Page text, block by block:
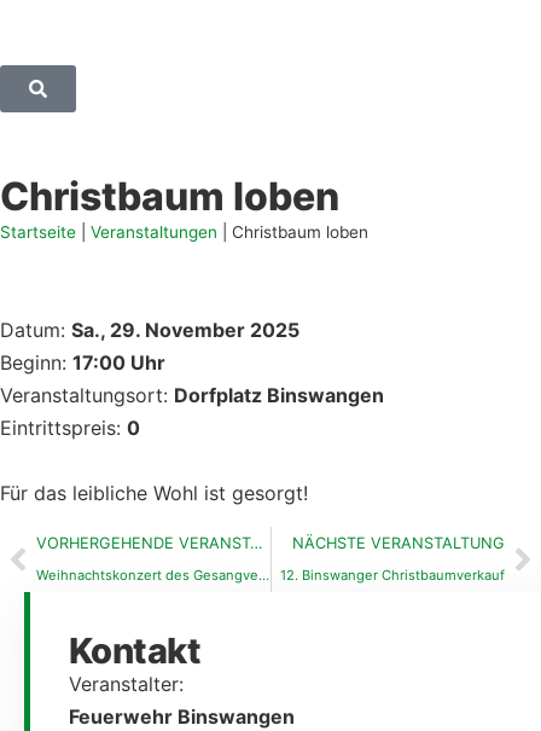
Christbaum loben
Startseite Veranstaltungen Christbaum loben
Datum: Sa., 29. November 2025
Beginn: 17:00 Uhr
Veranstaltungsort: Dorfplatz Binswangen
Eintrittspreis: 0
Für das leibliche Wohl ist gesorgt!
VORHERGEHENDE VERANSTALTUNG
Weihnachtskonzert des Gesangvereins Binswangen
NÄCHSTE VERANSTALTUNG
12. Binswanger Christbaumverkauf
Kontakt
Veranstalter:
Feuerwehr Binswangen